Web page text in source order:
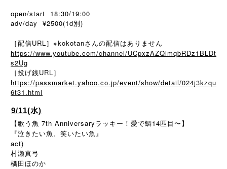
open/start 18:30/19:00
adv/day ¥2500(1d別)
［配信URL］※kokotanさんの配信はありません
https://www.youtube.com/channel/UCpxzAZQlmqbRDz1BLDt
s2Ug
［投げ銭URL］
https://passmarket.yahoo.co.jp/event/show/detail/024j3kzqu
6t31.html
9/11(水)
【歌う魚 7th Anniversaryラッキー！愛で鯛14匹目〜】
『泣きたい魚、笑いたい魚』
act)
村瀬真弓
橘田ほのか